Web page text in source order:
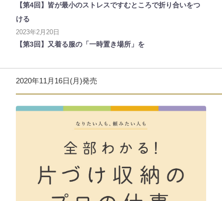
【第4回】皆が最小のストレスですむところで折り合いをつ
ける
2023年2月20日
【第3回】又着る服の「一時置き場所」を
2020年11月16日(月)発売